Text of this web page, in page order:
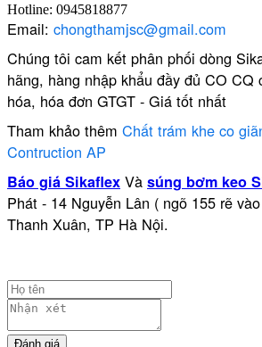
Hotline: 0945818877
Email: chongthamjsc@gmail.com
Chúng tôi cam kết phân phối dòng
hãng, hàng nhập khẩu đầy đủ CO CQ
hóa, hóa đơn GTGT - Giá tốt nhất
Tham khảo thêm Chất trám khe co
Contruction AP
Báo giá Sikaflex Và súng bơm keo
Phát - 14 Nguyễn Lân ( ngõ 155 rẽ
Thanh Xuân, TP Hà Nội.